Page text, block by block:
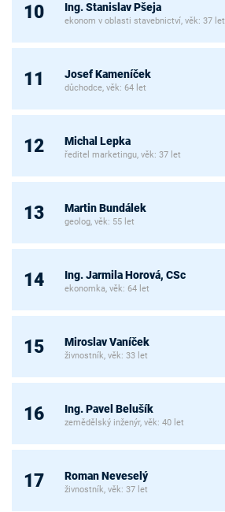
10 Ing. Stanislav Pšeja
ekonom v oblasti stavebnictví, věk: 37 let
11 Josef Kameníček
důchodce, věk: 64 let
12 Michal Lepka
ředitel marketingu, věk: 37 let
13 Martin Bundálek
geolog, věk: 55 let
14 Ing. Jarmila Horová, CSc
ekonomka, věk: 64 let
15 Miroslav Vaníček
živnostník, věk: 33 let
16 Ing. Pavel Belušík
zemědělský inženýr, věk: 40 let
17 Roman Neveselý
živnostník, věk: 37 let